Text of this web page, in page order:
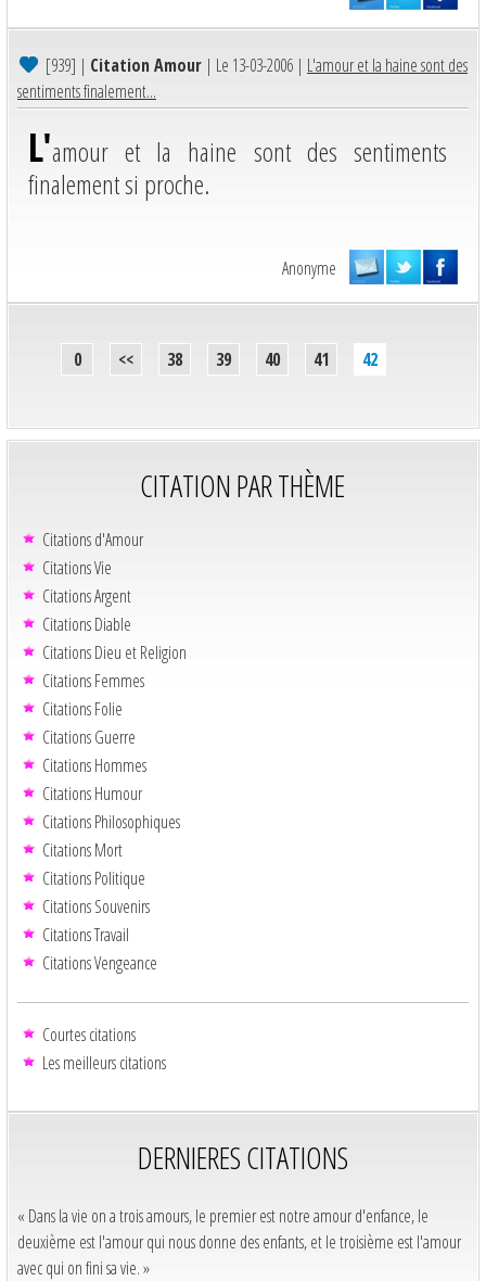
[939] | Citation Amour | Le 13-03-2006 | L'amour et la haine sont des
sentiments finalement...
L'amour et la haine sont des sentiments
finalement si proche.
Anonyme
0 << 38 39 40 41 42
CITATION PAR THÈME
Citations d'Amour
Citations Vie
Citations Argent
Citations Diable
Citations Dieu et Religion
Citations Femmes
Citations Folie
Citations Guerre
Citations Hommes
Citations Humour
Citations Philosophiques
Citations Mort
Citations Politique
Citations Souvenirs
Citations Travail
Citations Vengeance
Courtes citations
Les meilleurs citations
DERNIERES CITATIONS
« Dans la vie on a trois amours, le premier est notre amour d'enfance, le
deuxième est l'amour qui nous donne des enfants, et le troisième est l'amour
avec qui on fini sa vie. »